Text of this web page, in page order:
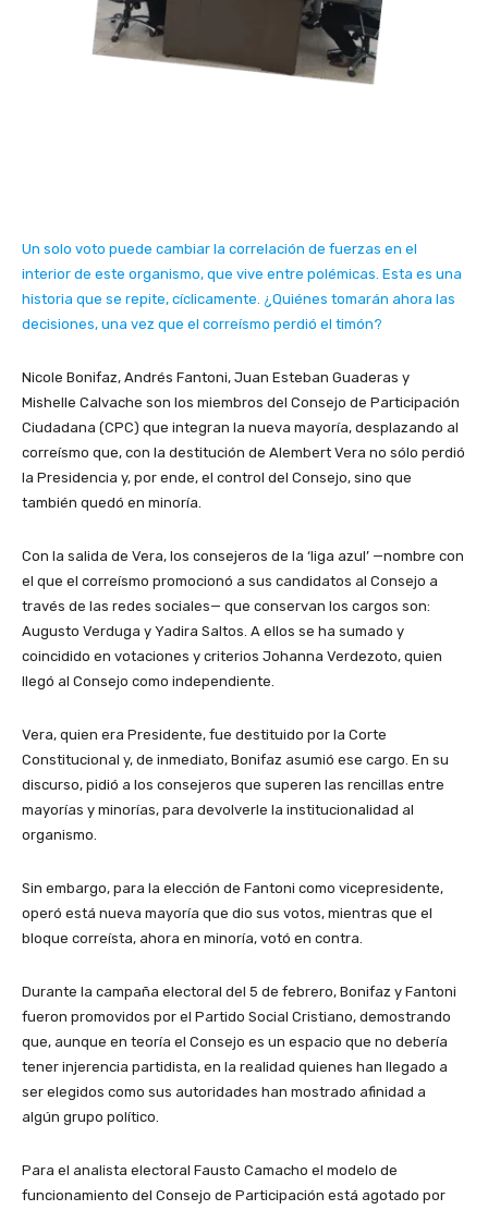
Un solo voto puede cambiar la correlación de fuerzas en el
interior de este organismo, que vive entre polémicas. Esta es una
historia que se repite, cíclicamente. ¿Quiénes tomarán ahora las
decisiones, una vez que el correísmo perdió el timón?
Nicole Bonifaz, Andrés Fantoni, Juan Esteban Guaderas y
Mishelle Calvache son los miembros del Consejo de Participación
Ciudadana (CPC) que integran la nueva mayoría, desplazando al
correísmo que, con la destitución de Alembert Vera no sólo perdió
la Presidencia y, por ende, el control del Consejo, sino que
también quedó en minoría.
Con la salida de Vera, los consejeros de la ‘liga azul’ —nombre con
el que el correísmo promocionó a sus candidatos al Consejo a
través de las redes sociales— que conservan los cargos son:
Augusto Verduga y Yadira Saltos. A ellos se ha sumado y
coincidido en votaciones y criterios Johanna Verdezoto, quien
llegó al Consejo como independiente.
Vera, quien era Presidente, fue destituido por la Corte
Constitucional y, de inmediato, Bonifaz asumió ese cargo. En su
discurso, pidió a los consejeros que superen las rencillas entre
mayorías y minorías, para devolverle la institucionalidad al
organismo.
Sin embargo, para la elección de Fantoni como vicepresidente,
operó está nueva mayoría que dio sus votos, mientras que el
bloque correísta, ahora en minoría, votó en contra.
Durante la campaña electoral del 5 de febrero, Bonifaz y Fantoni
fueron promovidos por el Partido Social Cristiano, demostrando
que, aunque en teoría el Consejo es un espacio que no debería
tener injerencia partidista, en la realidad quienes han llegado a
ser elegidos como sus autoridades han mostrado afinidad a
algún grupo político.
Para el analista electoral Fausto Camacho el modelo de
funcionamiento del Consejo de Participación está agotado por